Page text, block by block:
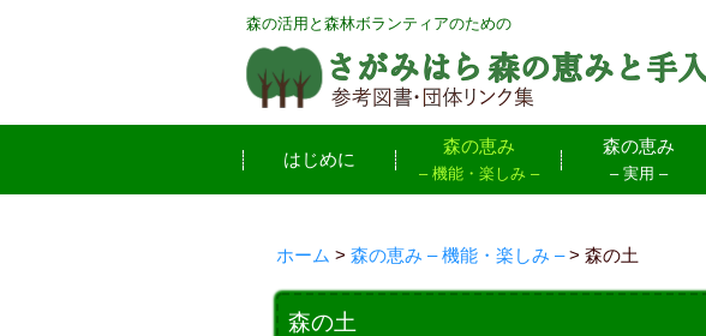
森の活用と森林ボランティアのための
はじめに
森の恵み
– 機能・楽しみ –
森の恵み
– 実用 –
ホーム > 森の恵み – 機能・楽しみ –> 森の土
森の土